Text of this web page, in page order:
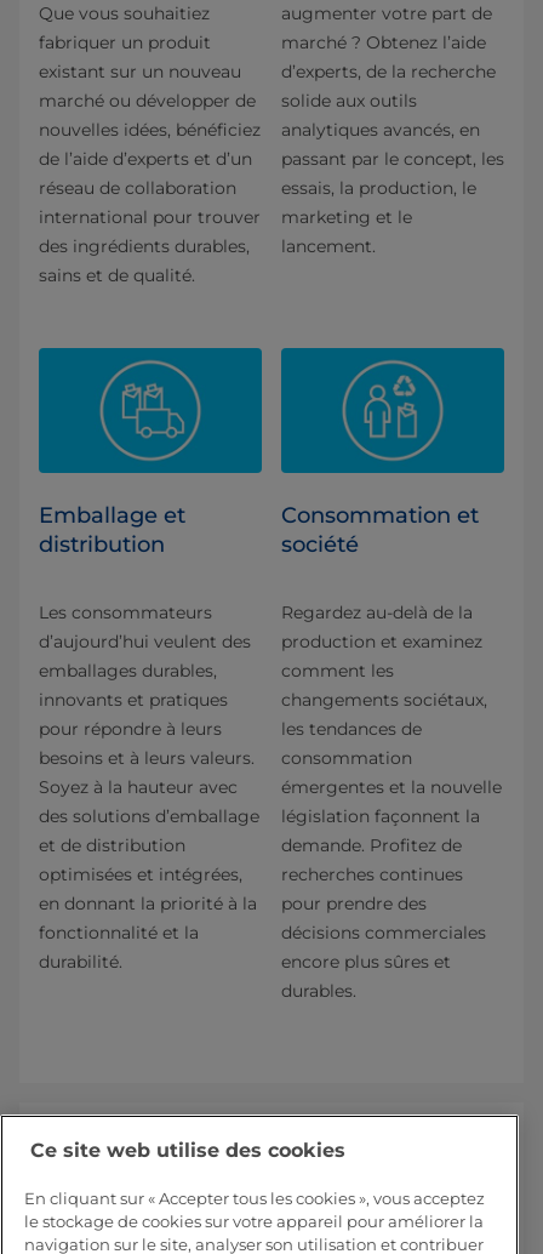
Que vous souhaitiez
fabriquer un produit
existant sur un nouveau
marché ou développer de
nouvelles idées, bénéficiez
de l’aide d’experts et d’un
réseau de collaboration
international pour trouver
des ingrédients durables,
sains et de qualité.
augmenter votre part de
marché ? Obtenez l’aide
d’experts, de la recherche
solide aux outils
analytiques avancés, en
passant par le concept, les
essais, la production, le
marketing et le
lancement.
Emballage et
distribution
Les consommateurs
d’aujourd’hui veulent des
emballages durables,
innovants et pratiques
pour répondre à leurs
besoins et à leurs valeurs.
Soyez à la hauteur avec
des solutions d’emballage
et de distribution
optimisées et intégrées,
en donnant la priorité à la
fonctionnalité et la
durabilité.
Consommation et
société
Regardez au-delà de la
production et examinez
comment les
changements sociétaux,
les tendances de
consommation
émergentes et la nouvelle
législation façonnent la
demande. Profitez de
recherches continues
pour prendre des
décisions commerciales
encore plus sûres et
durables.
Ces rapports pourraient
également vous intéresser :
Ce site web utilise des cookies
En cliquant sur « Accepter tous les cookies », vous acceptez
le stockage de cookies sur votre appareil pour améliorer la
navigation sur le site, analyser son utilisation et contribuer